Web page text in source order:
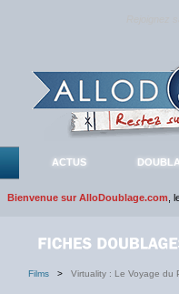
ACTUS
Bienvenue sur AlloDoublage.com ,
Films > Virtuality : Le Voyage du